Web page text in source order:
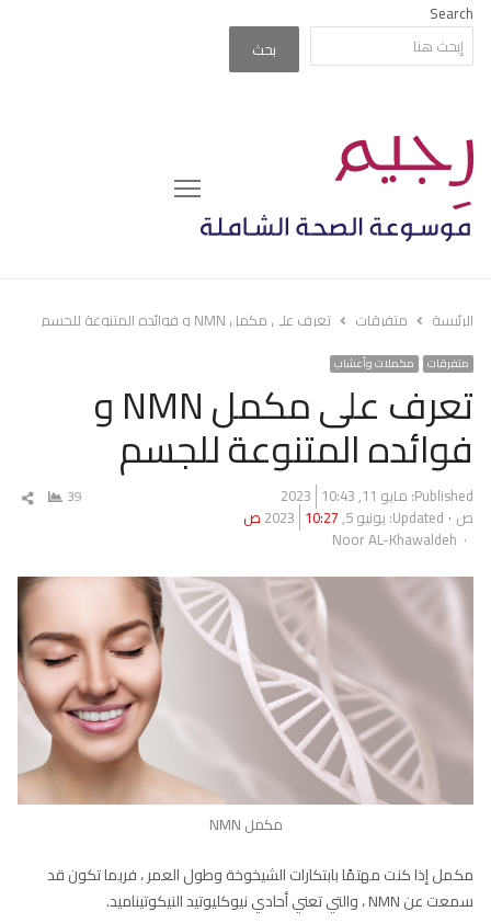
Search
بحث
Menu
الرئيسة متفرقات تعرف على مكمل NMN و فوائده المتنوعة للجسم
متفرقات مكملات وأعشاب
تعرف على مكمل NMN و
فوائده المتنوعة للجسم
Published: مايو 11, 2023
10:43
ص Updated: يونيو 5, 2023 10:27 ص
Author
Noor AL-Khawaldeh
39
مكمل NMN
مكمل إذا كنت مهتمًا بابتكارات الشيخوخة وطول العمر ، فربما تكون قد
سمعت عن NMN ، والتي تعني أحادي نيوكليوتيد النيكوتيناميد.